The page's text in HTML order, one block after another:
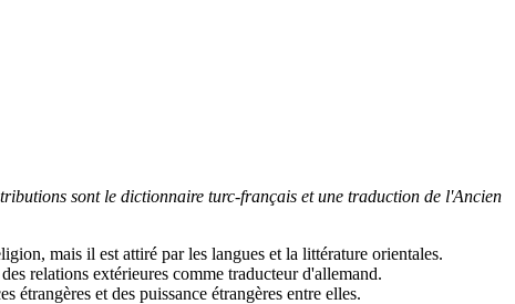
sont le dictionnaire turc-français et une traduction de l'Ancien
mais il est attiré par les langues et la littérature orientales.
relations extérieures comme traducteur d'allemand.
et des puissance étrangères entre elles.